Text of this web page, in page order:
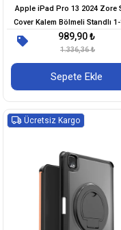
Apple iPad Pro 13 2024 Zore
Cover Kalem Bölmeli Standlı 1-
989,90 ₺
1.336,36 ₺
Sepete Ekle
Ücretsiz Kargo